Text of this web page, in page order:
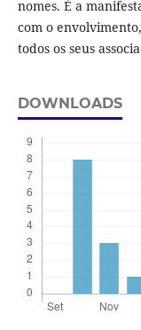
nomes. É a
com o
todos os seus
DOWNLOADS